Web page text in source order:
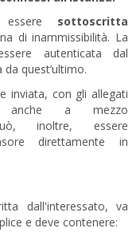
essere sottoscritta
di inammissibilità. La
autenticata dal
quest’ultimo.
inviata, con gli allegati
anche a mezzo
inoltre, essere
direttamente in
dall'interessato, va
e deve contenere: